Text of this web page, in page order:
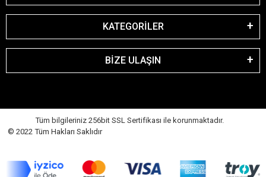
KATEGORİLER
BİZE ULAŞIN
Tüm bilgileriniz 256bit SSL Sertifikası ile korunmaktadır.
© 2022 Tüm Hakları Saklıdır